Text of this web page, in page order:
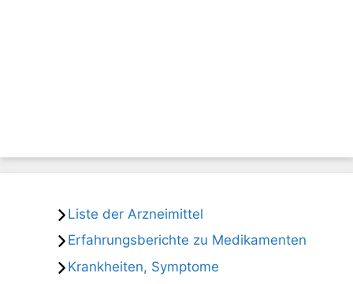
Liste der Arzneimittel
Erfahrungsberichte zu Medikamenten
Krankheiten, Symptome